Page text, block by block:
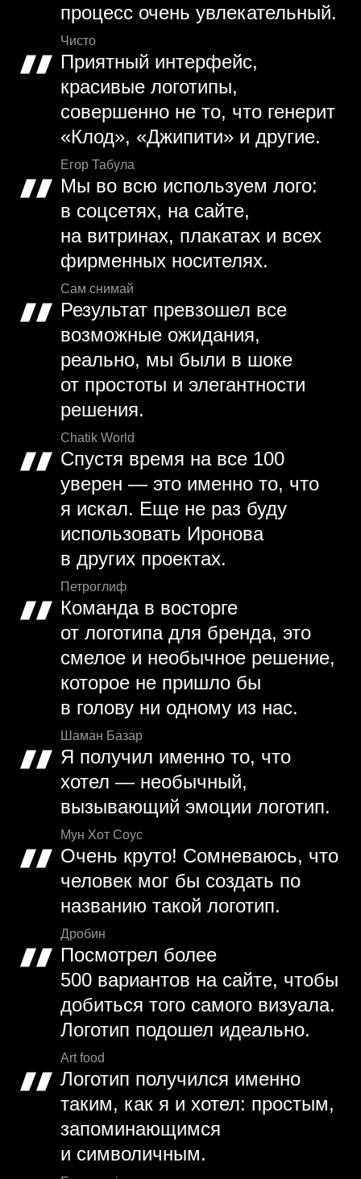
процесс очень увлекательный.
Чисто
Приятный интерфейс,
красивые логотипы,
совершенно не то, что генерит
«Клод», «Джипити» и другие.
Егор Табула
Мы во всю используем лого:
в соцсетях, на сайте,
на витринах, плакатах и всех
фирменных носителях.
Сам снимай
Результат превзошел все
возможные ожидания,
реально, мы были в шоке
от простоты и элегантности
решения.
Chatik World
Спустя время на все 100
уверен — это именно то, что
я искал. Еще не раз буду
использовать Иронова
в других проектах.
Петроглиф
Команда в восторге
от логотипа для бренда, это
смелое и необычное решение,
которое не пришло бы
в голову ни одному из нас.
Шаман Базар
Я получил именно то, что
хотел — необычный,
вызывающий эмоции логотип.
Мун Хот Соус
Очень круто! Сомневаюсь, что
человек мог бы создать по
названию такой логотип.
Дробин
Посмотрел более
500 вариантов на сайте, чтобы
добиться того самого визуала.
Логотип подошел идеально.
Art food
Логотип получился именно
таким, как я и хотел: простым,
запоминающимся
и символичным.